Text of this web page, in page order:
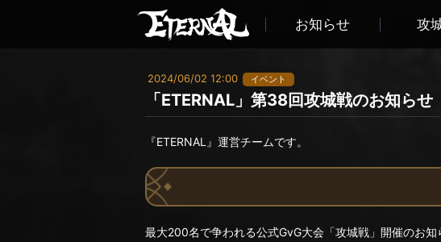
お知らせ 攻
2024/06/02 12:00 イベント
「ETERNAL」第38回攻城戦のお知らせ
『ETERNAL』運営チームです。
最大200名で争われる公式GvG大会「攻城戦」開催のお知